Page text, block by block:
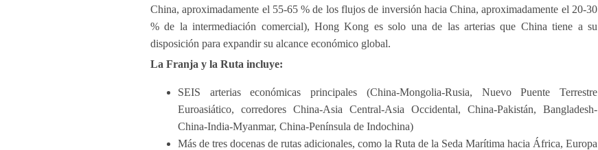
China, aproximadamente el 55-65 % de los flujos de inversión hacia China, aproximadamente el 20-30
% de la intermediación comercial), Hong Kong es solo una de las arterias que China tiene a su
disposición para expandir su alcance económico global.
La Franja y la Ruta incluye:
SEIS arterias económicas principales (China-Mongolia-Rusia, Nuevo Puente Terrestre
Euroasiático, corredores China-Asia Central-Asia Occidental, China-Pakistán, Bangladesh-
China-India-Myanmar, China-Península de Indochina)
Más de tres docenas de rutas adicionales, como la Ruta de la Seda Marítima hacia África, Europa